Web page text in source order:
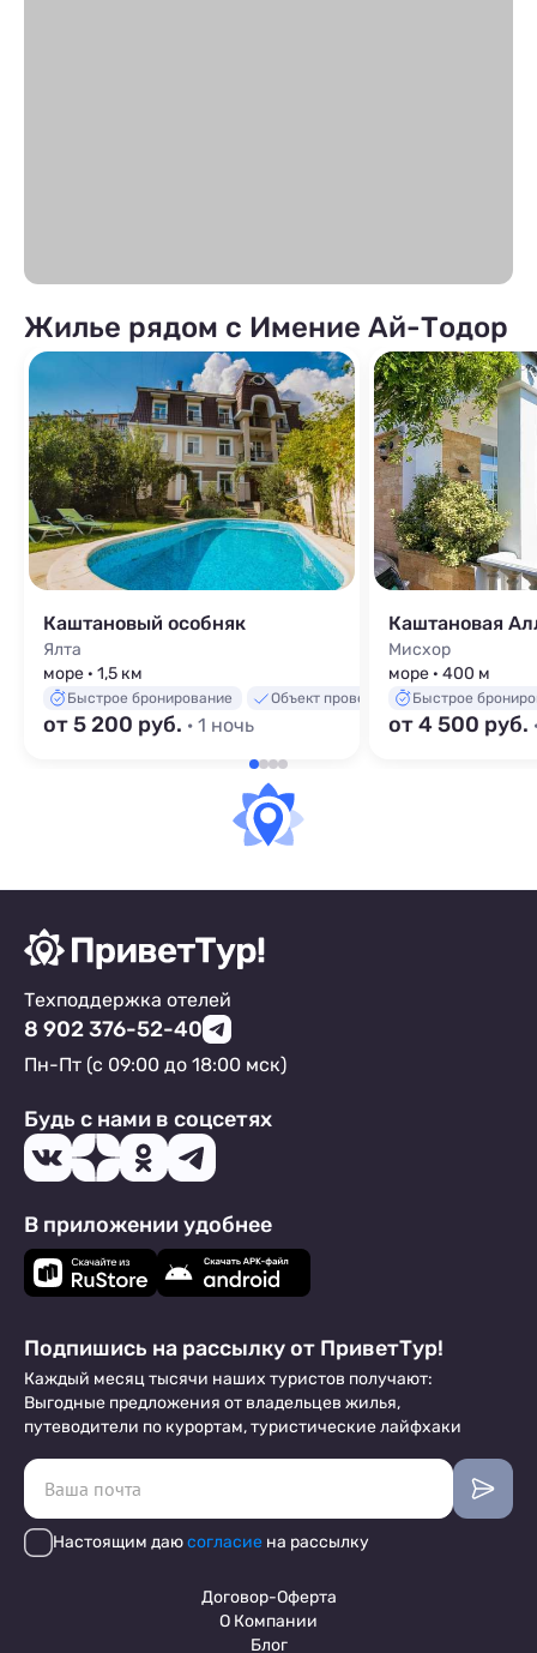
Жилье рядом с Имение Ай-Тодор
Каштановый особняк
Ялта
море · 1,5 км
Быстрое бронирование Объект проверен
от 5 200 руб. · 1 ночь
Каштановая
Мисхор
море · 400 м
Быстрое
от 4 500 руб.
Техподдержка отелей
8 902 376-52-40
Пн-Пт (с 09:00 до 18:00 мск)
Будь с нами в соцсетях
В приложении удобнее
Подпишись на рассылку от ПриветТур!
Каждый месяц тысячи наших туристов получают:
Выгодные предложения от владельцев жилья,
путеводители по курортам, туристические лайфхаки
Настоящим даюсогласие на рассылку
Договор-Оферта
О Компании
Блог